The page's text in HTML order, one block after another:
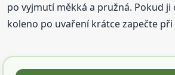
po vyjmutí měkká a pružná. Pokud ji
koleno po uvaření krátce zapečte